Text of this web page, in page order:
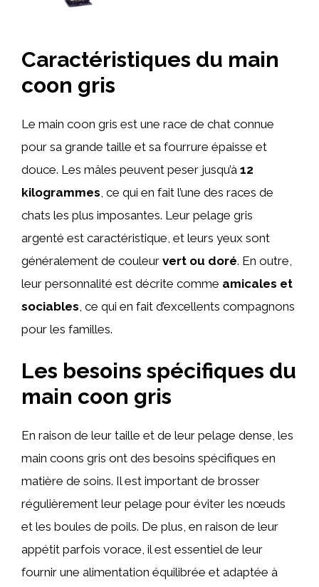
Caractéristiques du main
coon gris
Le main coon gris est une race de chat connue
pour sa grande taille et sa fourrure épaisse et
douce. Les mâles peuvent peser jusqu’à 12
kilogrammes , ce qui en fait l’une des races de
chats les plus imposantes. Leur pelage gris
argenté est caractéristique, et leurs yeux sont
généralement de couleur vert ou doré. En outre,
leur personnalité est décrite comme amicales et
sociables , ce qui en fait d’excellents compagnons
pour les familles.
Les besoins spécifiques du
main coon gris
En raison de leur taille et de leur pelage dense, les
main coons gris ont des besoins spécifiques en
matière de soins. Il est important de brosser
régulièrement leur pelage pour éviter les nœuds
et les boules de poils. De plus, en raison de leur
appétit parfois vorace, il est essentiel de leur
fournir une alimentation équilibrée et adaptée à